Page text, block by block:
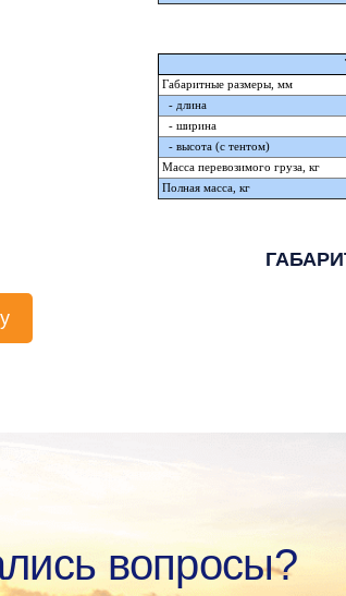
Габаритные размеры, мм
- длина
- ширина
- высота (с тентом)
Масса перевозимого груза, кг
Полная масса, кг
вопросы?